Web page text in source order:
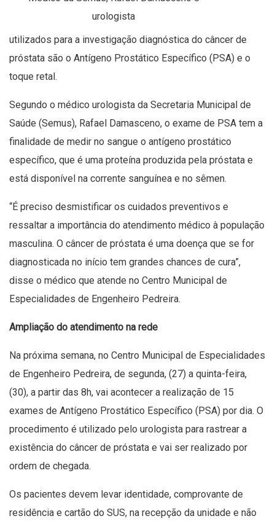
urologista
utilizados para a investigação diagnóstica do câncer de
próstata são o Antígeno Prostático Específico (PSA) e o
toque retal.
Segundo o médico urologista da Secretaria Municipal de
Saúde (Semus), Rafael Damasceno, o exame de PSA tem a
finalidade de medir no sangue o antígeno prostático
específico, que é uma proteína produzida pela próstata e
está disponível na corrente sanguínea e no sêmen.
“É preciso desmistificar os cuidados preventivos e
ressaltar a importância do atendimento médico à população
masculina. O câncer de próstata é uma doença que se for
diagnosticada no início tem grandes chances de cura”,
disse o médico que atende no Centro Municipal de
Especialidades de Engenheiro Pedreira.
Ampliação do atendimento na rede
Na próxima semana, no Centro Municipal de Especialidades
de Engenheiro Pedreira, de segunda, (27) a quinta-feira,
(30), a partir das 8h, vai acontecer a realização de 15
exames de Antígeno Prostático Específico (PSA) por dia. O
procedimento é utilizado pelo urologista para rastrear a
existência do câncer de próstata e vai ser realizado por
ordem de chegada.
Os pacientes devem levar identidade, comprovante de
residência e cartão do SUS, na recepção da unidade e não